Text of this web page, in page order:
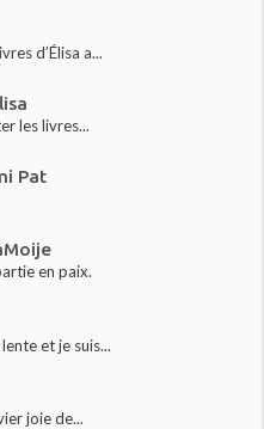
d’Élisa a...
les livres...
Pat
en paix.
et je suis...
joie de...